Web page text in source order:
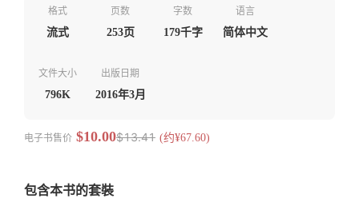
格式
流式
页数
253页
字数
179千字
语言
简体中文
文件大小
796K
出版日期
2016年3月
电子书售价 $10.00$13.41 (约¥67.60)
包含本书的套裝